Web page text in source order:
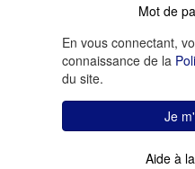
Mot de
En vous connectant,
connaissance de la
du site.
Je
Aide à